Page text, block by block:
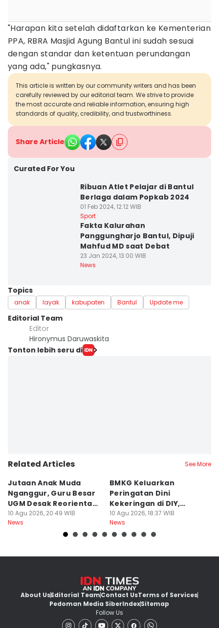
"Harapan kita setelah didaftarkan ke Kementerian
PPA, RBRA Masjid Agung Bantul ini sudah sesuai
dengan standar dan ketentuan perundangan
yang ada," pungkasnya.
This article is written by our community writers and has been
carefully reviewed by our editorial team. We strive to provide
the most accurate and reliable information, ensuring high
standards of quality, credibility, and trustworthiness.
Share Article
Curated For You
Ribuan Atlet Pelajar di Bantul
Berlaga dalam Popkab 2024
01 Feb 2024, 12:12 WIB
Sport
Fakta Kalurahan
Panggungharjo Bantul, Dipuji
Mahfud MD saat Debat
23 Jan 2024, 13:00 WIB
News
Topics
anak layak kabupaten Bantul Update me
Editorial Team
Editor
Hironymus Daruwaskita
Tonton lebih seru di
Related Articles See More
Jutaan Anak Muda
Nganggur, Guru Besar
UGM Desak Reorientasi
Pendidikan
10 Agu 2026, 20:49 WIB
News
BMKG Keluarkan
Peringatan Dini
Kekeringan di DIY,
Kategori Awas
10 Agu 2026, 18:37 WIB
News
About UsEditorial TeamContact UsTerms of Services
Pedoman Media SiberIndexSitemap
Follow Us